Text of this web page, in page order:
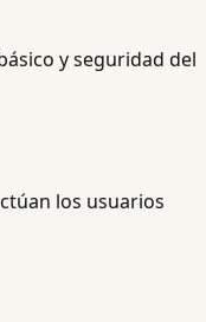
y seguridad del
los usuarios